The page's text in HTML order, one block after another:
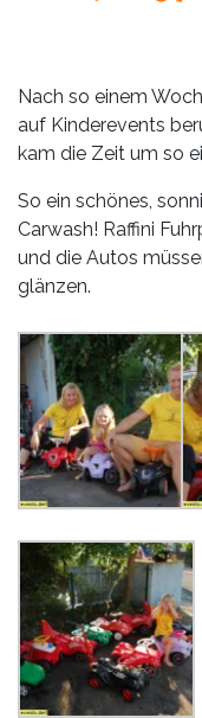
uns
Fotos,
Videos
Referenzen
Blog
Jobs
Partner/Links
Nach so einem
auf Kinderevents
kam die Zeit um so
So ein schönes,
Carwash! Raffini
und die Autos
glänzen.